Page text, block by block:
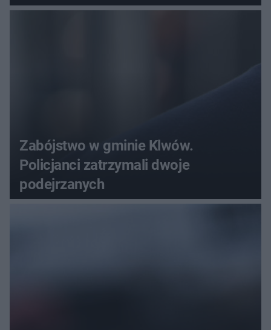
substancji
Zabójstwo w gminie Klwów.
Policjanci zatrzymali dwoje
podejrzanych